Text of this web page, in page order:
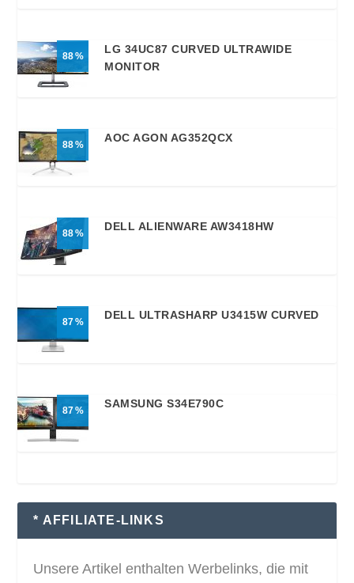
88
LG 34UC87 CURVED ULTRAWIDE
MONITOR
88
AOC AGON AG352QCX
88
DELL ALIENWARE AW3418HW
87
DELL ULTRASHARP U3415W CURVED
87
SAMSUNG S34E790C
* AFFILIATE-LINKS
Unsere Artikel enthalten Werbelinks, die mit